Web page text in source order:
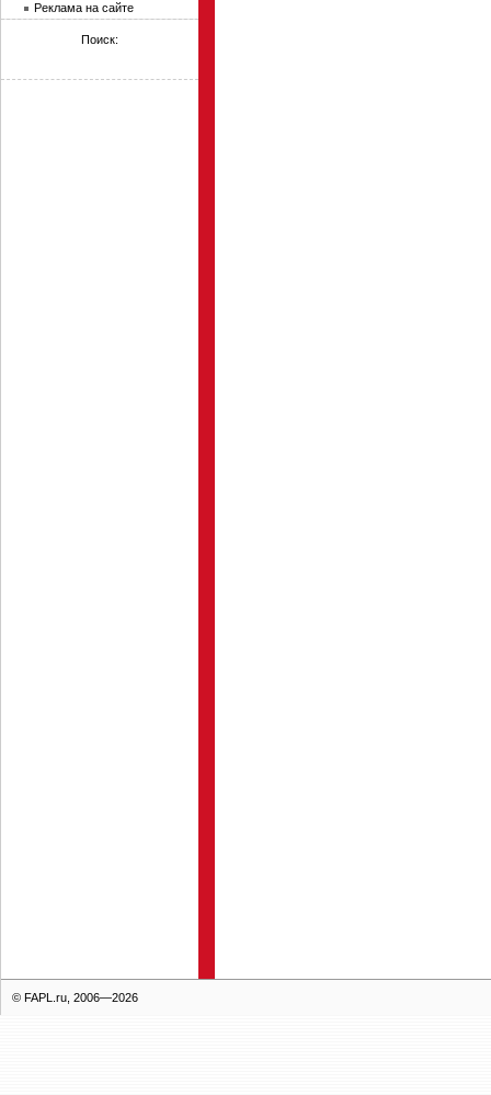
Реклама на сайте
Поиск:
© FAPL.ru, 2006—2026